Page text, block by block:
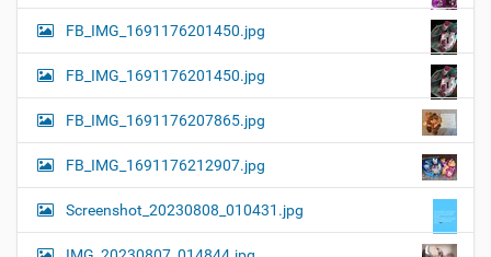
FB_IMG_1691176201450.jpg
FB_IMG_1691176201450.jpg
FB_IMG_1691176207865.jpg
FB_IMG_1691176212907.jpg
Screenshot_20230808_010431.jpg